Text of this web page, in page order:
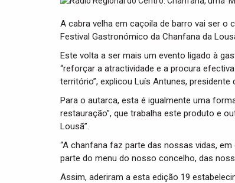
A cabra velha em caçoila de barro vai ser o
Festival Gastronómico da Chanfana da
Este volta a ser mais um evento ligado à
“reforçar a atractividade e a procura
território”, explicou Luís Antunes, presidente
Para o autarca, esta é igualmente uma
restauração”, que trabalha este produto e
Lousã”.
“A chanfana faz parte das nossas vidas,
parte do menu do nosso concelho, das
Assim, aderiram a esta edição 19